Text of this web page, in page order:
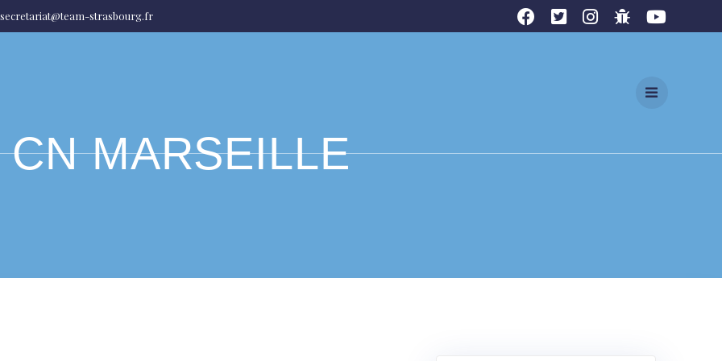
secretariat@team-strasbourg.fr
MARSEILLE